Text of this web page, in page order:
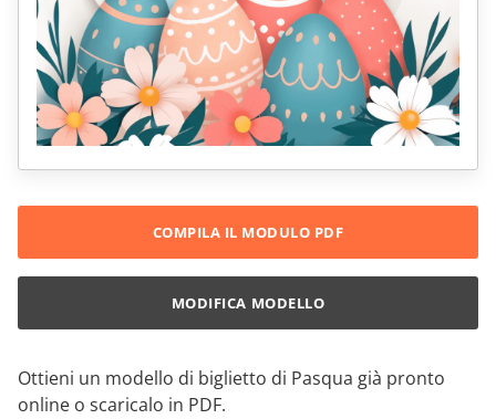
Ottieni un modello di biglietto di Pasqua già pronto
online o scaricalo in PDF.
COMPILA IL MODULO PDF
MODIFICA MODELLO